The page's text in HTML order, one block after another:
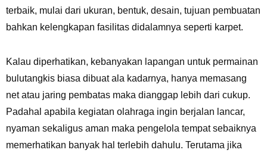
terbaik, mulai dari ukuran, bentuk, desain, tujuan pembuatan
bahkan kelengkapan fasilitas didalamnya seperti karpet.
Kalau diperhatikan, kebanyakan lapangan untuk permainan
bulutangkis biasa dibuat ala kadarnya, hanya memasang
net atau jaring pembatas maka dianggap lebih dari cukup.
Padahal apabila kegiatan olahraga ingin berjalan lancar,
nyaman sekaligus aman maka pengelola tempat sebaiknya
memerhatikan banyak hal terlebih dahulu. Terutama jika